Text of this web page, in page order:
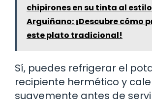
chipirones en su tinta al estilo
Arguiñano: ¡Descubre cómo
este plato tradicional!
Sí, puedes refrigerar el
recipiente hermético y
suavemente antes de